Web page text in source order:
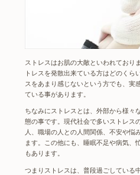
ストレスはお肌の大敵といわれており
トレスを発散出来ている方はどのくら
スをあまり感じないという方でも、実
ている事があります。
ちなみにストレスとは、外部から様々
態の事です。現代社会で多いストレス
人、職場の人との人間関係、不安や悩
ます。この他にも、睡眠不足や病気、
もあります。
つまりストレスは、普段過ごしている